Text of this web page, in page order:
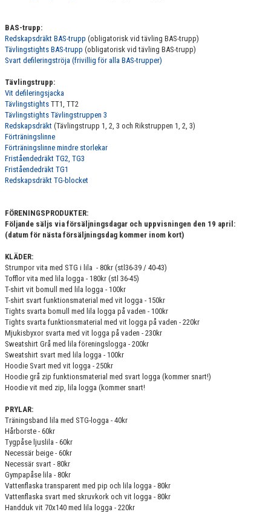
BAS-trupp:
Redskapsdräkt BAS-trupp (obligatorisk vid tävling BAS-trupp)
Tävlingstights BAS-trupp (obligatorisk vid tävling BAS-trupp)
Svart defileringströja (frivillig för alla BAS-trupper)
Tävlingstrupp:
Vit defileringsjacka
Tävlingstights TT1, TT2
Tävlingstights Tävlingstruppen 3
Redskapsdräkt (Tävlingstrupp 1, 2, 3 och Rikstruppen 1, 2, 3)
Förträningslinne
Förträningslinne mindre storlekar
Friståendedräkt TG2, TG3
Friståendedräkt TG1
Redskapsdräkt TG-blocket
FÖRENINGSPRODUKTER:
Följande säljs via försäljningsdagar och uppvisningen den 19 april:
(datum för nästa försäljningsdag kommer inom kort)
KLÄDER:
Strumpor vita med STG i lila - 80kr (stl36-39 / 40-43)
Tofflor vita med lila logga - 180kr (stl 36-45)
T-shirt vit bomull med lila logga - 100kr
T-shirt svart funktionsmaterial med vit logga - 150kr
Tights svarta bomull med lila logga på vaden - 100kr
Tights svarta funktionsmaterial med vit logga på vaden - 220kr
Mjukisbyxor svarta med vit logga på vaden - 230kr
Sweatshirt Grå med lila föreningslogga - 200kr
Sweatshirt svart med lila logga - 100kr
Hoodie Svart med vit logga - 250kr
Hoodie grå zip funktionsmaterial med svart logga (kommer snart!)
Hoodie vit med zip, lila logga (kommer snart!
PRYLAR:
Träningsband lila med STG-logga - 40kr
Hårborste - 60kr
Tygpåse ljuslila - 60kr
Necessär beige - 60kr
Necessär svart - 80kr
Gympapåse lila - 80kr
Vattenflaska transparent med pip och lila logga - 80kr
Vattenflaska svart med skruvkork och vit logga - 80kr
Handduk vit 70x140 med lila logga - 220kr